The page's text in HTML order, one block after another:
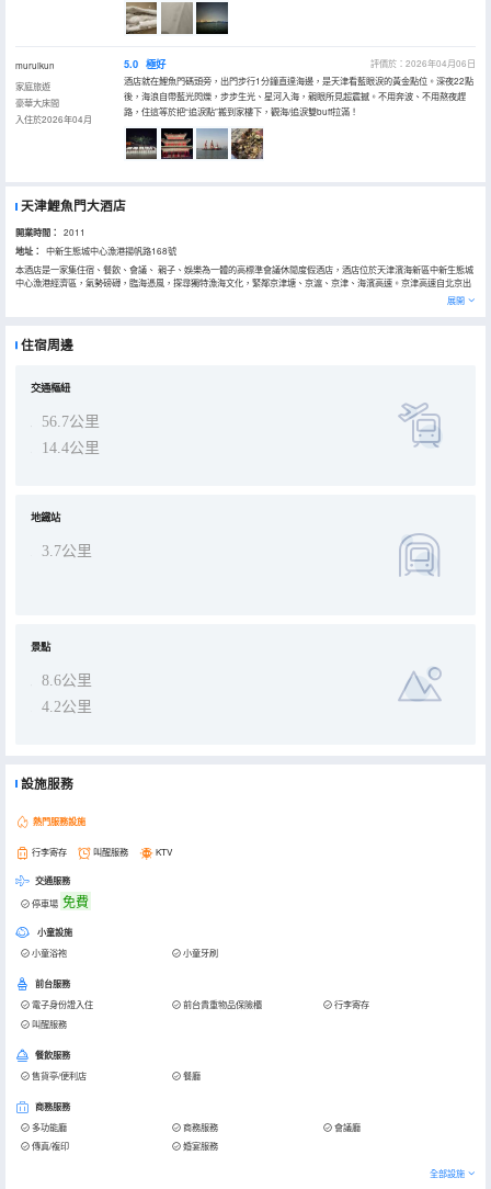
muruikun
家庭旅遊
豪華大床間
入住於2026年04月
5.0 極好
評價於：2026年04月06日
酒店就在鯉魚門碼頭旁，出門步行1分鐘直達海邊，是天津看藍眼淚的黃金點位。深夜22點
後，海浪自帶藍光閃爍，步步生光、星河入海，親眼所見超震撼。不用奔波、不用熬夜趕
路，住這等於把“追淚點”搬到家樓下，觀海/追淚雙buff拉滿！
天津鯉魚門大酒店
開業時間： 2011
地址：
中新生態城中心漁港揚帆路168號
本酒店是一家集住宿、餐飲、會議、 親子、娛樂為一體的高標準會議休閒度假酒店，酒店位於天津濱海新區中新生態城
中心漁港經濟區，氣勢磅礴，臨海憑風，探尋獨特漁海文化，緊鄰京津塘、京滬、京津、海濱高速。京津高速自北京出
發全程2小時可達，擁有特大停車場。酒店周邊度假休閒設施完善，出酒店1分鐘可到海邊，即可享受包船、拼船出海
遊，體驗漁民生活；從酒店出發，2分鐘可達起雲灣運動沙灘、卡爾牧場蟹貝灘，8分鐘直達天津濱海航母主題公園，25
念。
展開
住宿周邊
交通樞紐
56.7公里
14.4公里
地鐵站
3.7公里
景點
8.6公里
4.2公里
設施服務
熱門服務設施
行李寄存 叫醒服務 KTV
交通服務
停車場 免費
小童設施
小童浴袍 小童牙刷
前台服務
電子身份證入住 前台貴重物品保險櫃
行李寄存
叫醒服務
餐飲服務
售貨亭/便利店 餐廳
商務服務
多功能廳 商務服務
會議廳
傳真/複印
婚宴服務
全部設施